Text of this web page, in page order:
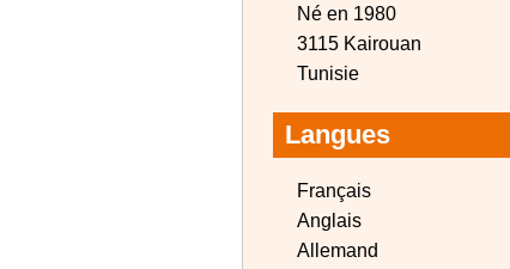
Né en 1980
3115 Kairouan
Tunisie
Langues
Français
Anglais
Allemand